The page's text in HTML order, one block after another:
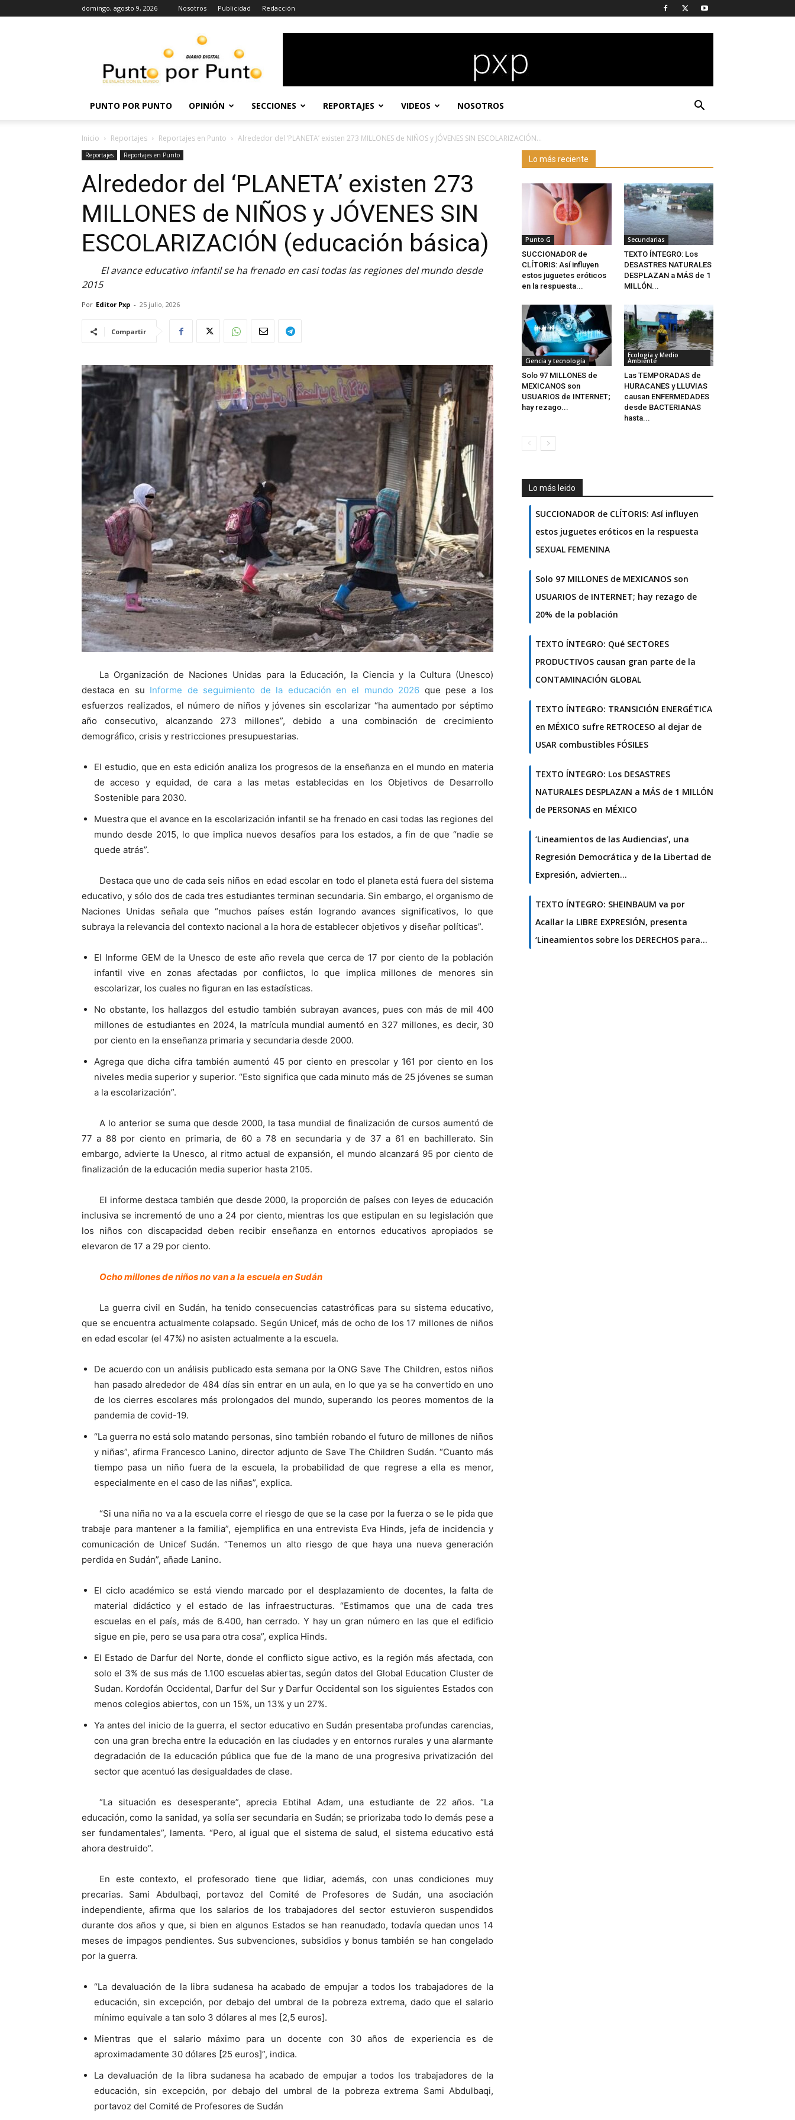
domingo, agosto 9, 2026 Nosotros Publicidad Redacción
Punto
PUNTO POR PUNTO OPINIÓN SECCIONES REPORTAJES VIDEOS NOSOTROS
Inicio Reportajes Reportajes en Punto Alrededor del ‘PLANETA’ existen 273 MILLONES de NIÑOS y JÓVENES SIN ESCOLARIZACIÓN...
Reportajes Reportajes en Punto
Alrededor del ‘PLANETA’ existen 273
MILLONES de NIÑOS y JÓVENES SIN
ESCOLARIZACIÓN (educación básica)
El avance educativo infantil se ha frenado en casi todas las regiones del mundo desde
2015
Por Editor Pxp - 25 julio, 2026
Compartir
La Organización de Naciones Unidas para la Educación, la Ciencia y la Cultura (Unesco)
destaca en su Informe de seguimiento de la educación en el mundo 2026 que pese a los
esfuerzos realizados, el número de niños y jóvenes sin escolarizar “ha aumentado por séptimo
año consecutivo, alcanzando 273 millones”, debido a una combinación de crecimiento
demográfico, crisis y restricciones presupuestarias.
El estudio, que en esta edición analiza los progresos de la enseñanza en el mundo en materia
de acceso y equidad, de cara a las metas establecidas en los Objetivos de Desarrollo
Sostenible para 2030.
Muestra que el avance en la escolarización infantil se ha frenado en casi todas las regiones del
mundo desde 2015, lo que implica nuevos desafíos para los estados, a fin de que “nadie se
quede atrás”.
Destaca que uno de cada seis niños en edad escolar en todo el planeta está fuera del sistema
educativo, y sólo dos de cada tres estudiantes terminan secundaria. Sin embargo, el organismo de
Naciones Unidas señala que “muchos países están logrando avances significativos, lo que
subraya la relevancia del contexto nacional a la hora de establecer objetivos y diseñar políticas”.
El Informe GEM de la Unesco de este año revela que cerca de 17 por ciento de la población
infantil vive en zonas afectadas por conflictos, lo que implica millones de menores sin
escolarizar, los cuales no figuran en las estadísticas.
No obstante, los hallazgos del estudio también subrayan avances, pues con más de mil 400
millones de estudiantes en 2024, la matrícula mundial aumentó en 327 millones, es decir, 30
por ciento en la enseñanza primaria y secundaria desde 2000.
Agrega que dicha cifra también aumentó 45 por ciento en prescolar y 161 por ciento en los
niveles media superior y superior. “Esto significa que cada minuto más de 25 jóvenes se suman
a la escolarización”.
A lo anterior se suma que desde 2000, la tasa mundial de finalización de cursos aumentó de
77 a 88 por ciento en primaria, de 60 a 78 en secundaria y de 37 a 61 en bachillerato. Sin
embargo, advierte la Unesco, al ritmo actual de expansión, el mundo alcanzará 95 por ciento de
finalización de la educación media superior hasta 2105.
El informe destaca también que desde 2000, la proporción de países con leyes de educación
inclusiva se incrementó de uno a 24 por ciento, mientras los que estipulan en su legislación que
los niños con discapacidad deben recibir enseñanza en entornos educativos apropiados se
elevaron de 17 a 29 por ciento.
Ocho millones de niños no van a la escuela en Sudán
La guerra civil en Sudán, ha tenido consecuencias catastróficas para su sistema educativo,
que se encuentra actualmente colapsado. Según Unicef, más de ocho de los 17 millones de niños
en edad escolar (el 47%) no asisten actualmente a la escuela.
De acuerdo con un análisis publicado esta semana por la ONG Save The Children, estos niños
han pasado alrededor de 484 días sin entrar en un aula, en lo que ya se ha convertido en uno
de los cierres escolares más prolongados del mundo, superando los peores momentos de la
pandemia de covid-19.
“La guerra no está solo matando personas, sino también robando el futuro de millones de niños
y niñas”, afirma Francesco Lanino, director adjunto de Save The Children Sudán. “Cuanto más
tiempo pasa un niño fuera de la escuela, la probabilidad de que regrese a ella es menor,
especialmente en el caso de las niñas”, explica.
“Si una niña no va a la escuela corre el riesgo de que se la case por la fuerza o se le pida que
trabaje para mantener a la familia”, ejemplifica en una entrevista Eva Hinds, jefa de incidencia y
comunicación de Unicef Sudán. “Tenemos un alto riesgo de que haya una nueva generación
perdida en Sudán”, añade Lanino.
El ciclo académico se está viendo marcado por el desplazamiento de docentes, la falta de
material didáctico y el estado de las infraestructuras. “Estimamos que una de cada tres
escuelas en el país, más de 6.400, han cerrado. Y hay un gran número en las que el edificio
sigue en pie, pero se usa para otra cosa”, explica Hinds.
El Estado de Darfur del Norte, donde el conflicto sigue activo, es la región más afectada, con
solo el 3% de sus más de 1.100 escuelas abiertas, según datos del Global Education Cluster de
Sudan. Kordofán Occidental, Darfur del Sur y Darfur Occidental son los siguientes Estados con
menos colegios abiertos, con un 15%, un 13% y un 27%.
Ya antes del inicio de la guerra, el sector educativo en Sudán presentaba profundas carencias,
con una gran brecha entre la educación en las ciudades y en entornos rurales y una alarmante
degradación de la educación pública que fue de la mano de una progresiva privatización del
sector que acentuó las desigualdades de clase.
“La situación es desesperante”, aprecia Ebtihal Adam, una estudiante de 22 años. “La
educación, como la sanidad, ya solía ser secundaria en Sudán; se priorizaba todo lo demás pese a
ser fundamentales”, lamenta. “Pero, al igual que el sistema de salud, el sistema educativo está
ahora destruido”.
En este contexto, el profesorado tiene que lidiar, además, con unas condiciones muy
precarias. Sami Abdulbaqi, portavoz del Comité de Profesores de Sudán, una asociación
independiente, afirma que los salarios de los trabajadores del sector estuvieron suspendidos
durante dos años y que, si bien en algunos Estados se han reanudado, todavía quedan unos 14
meses de impagos pendientes. Sus subvenciones, subsidios y bonus también se han congelado
por la guerra.
“La devaluación de la libra sudanesa ha acabado de empujar a todos los trabajadores de la
educación, sin excepción, por debajo del umbral de la pobreza extrema, dado que el salario
mínimo equivale a tan solo 3 dólares al mes [2,5 euros].
Mientras que el salario máximo para un docente con 30 años de experiencia es de
aproximadamente 30 dólares [25 euros]”, indica.
La devaluación de la libra sudanesa ha acabado de empujar a todos los trabajadores de la
educación, sin excepción, por debajo del umbral de la pobreza extrema Sami Abdulbaqi,
portavoz del Comité de Profesores de Sudán
Lo más reciente
Punto G
SUCCIONADOR de
CLÍTORIS: Así influyen
estos juguetes eróticos
en la respuesta...
Secundarias
TEXTO ÍNTEGRO: Los
DESASTRES NATURALES
DESPLAZAN a MÁS de 1
MILLÓN...
Ciencia y tecnología
Solo 97 MILLONES de
MEXICANOS son
USUARIOS de INTERNET;
hay rezago...
Ecología y Medio
Ambiente
Las TEMPORADAS de
HURACANES y LLUVIAS
causan ENFERMEDADES
desde BACTERIANAS
hasta...
Lo más leido
SUCCIONADOR de CLÍTORIS: Así influyen
estos juguetes eróticos en la respuesta
SEXUAL FEMENINA
Solo 97 MILLONES de MEXICANOS son
USUARIOS de INTERNET; hay rezago de
20% de la población
TEXTO ÍNTEGRO: Qué SECTORES
PRODUCTIVOS causan gran parte de la
CONTAMINACIÓN GLOBAL
TEXTO ÍNTEGRO: TRANSICIÓN ENERGÉTICA
en MÉXICO sufre RETROCESO al dejar de
USAR combustibles FÓSILES
TEXTO ÍNTEGRO: Los DESASTRES
NATURALES DESPLAZAN a MÁS de 1 MILLÓN
de PERSONAS en MÉXICO
‘Lineamientos de las Audiencias’, una
Regresión Democrática y de la Libertad de
Expresión, advierten…
TEXTO ÍNTEGRO: SHEINBAUM va por
Acallar la LIBRE EXPRESIÓN, presenta
‘Lineamientos sobre los DERECHOS para…